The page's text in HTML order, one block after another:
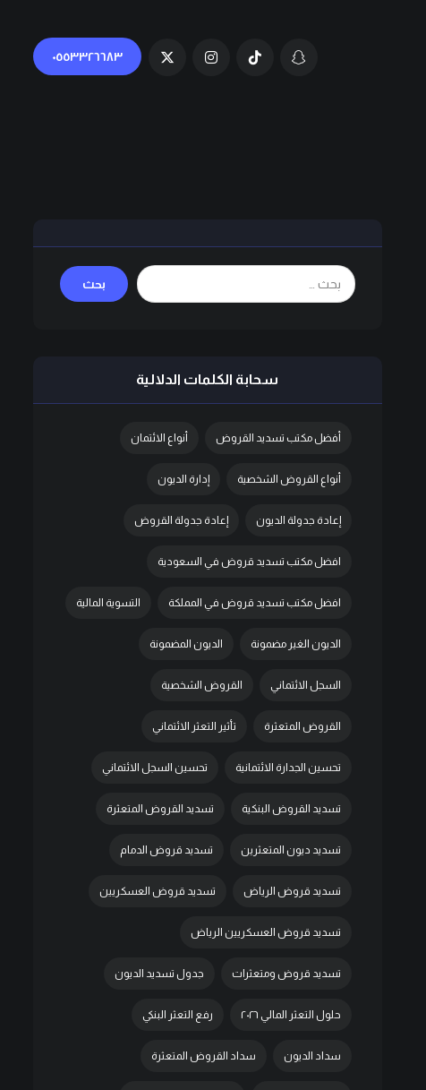
٠٥٥٣٣٢٦٦٨٣
سحابة الكلمات الدلالية
أفضل مكتب تسديد القروض أنواع الائتمان
أنواع القروض الشخصية إدارة الديون
إعادة جدولة الديون إعادة جدولة القروض
افضل مكتب تسديد قروض في السعودية
افضل مكتب تسديد قروض في المملكة التسوية المالية
الديون الغير مضمونة الديون المضمونة
السجل الائتماني القروض الشخصية
القروض المتعثرة تأثير التعثر الائتماني
تحسين الجدارة الائتمانية تحسين السجل الائتماني
تسديد القروض البنكية تسديد القروض المتعثرة
تسديد ديون المتعثرين تسديد قروض الدمام
تسديد قروض الرياض تسديد قروض العسكريين
تسديد قروض العسكريين الرياض
تسديد قروض ومتعثرات جدول تسديد الديون
حلول التعثر المالي ٢٠٢٦ رفع التعثر البنكي
سداد الديون سداد القروض المتعثرة